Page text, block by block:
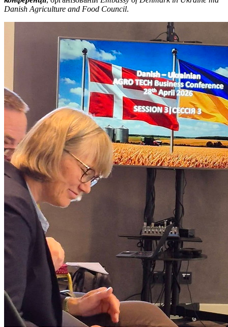
Danish Agriculture and Food Council.